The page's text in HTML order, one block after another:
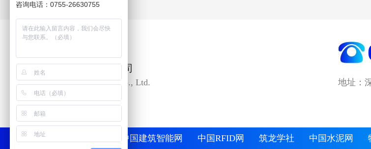
深圳市艾赛克科技有限公司
Shenzhen ISEC Technology Co., Ltd.
地址：
友情链接： 中国建筑智能网 中国RFID网 筑龙学社 中国水泥网
咨询电话：0755-26630755